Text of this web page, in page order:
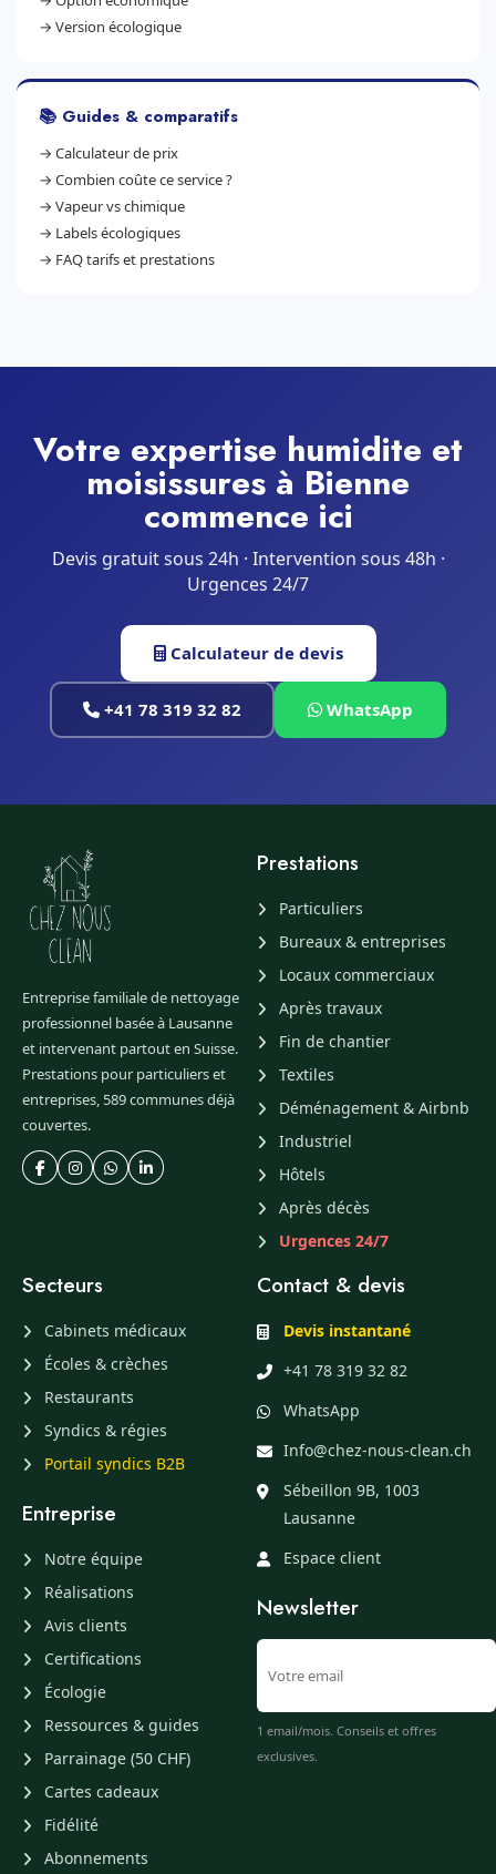
→ Version écologique
📚 Guides & comparatifs
→ Calculateur de prix
→ Combien coûte ce service ?
→ Vapeur vs chimique
→ Labels écologiques
→ FAQ tarifs et prestations
Votre expertise humidite et
moisissures à Bienne
commence ici
Devis gratuit sous 24h · Intervention sous 48h ·
Urgences 24/7
Calculateur de devis
+41 78 319 32 82 WhatsApp
Entreprise familiale de nettoyage
professionnel basée à Lausanne
et intervenant partout en Suisse.
Prestations pour particuliers et
entreprises, 589 communes déjà
couvertes.
Prestations
Particuliers
Bureaux & entreprises
Locaux commerciaux
Après travaux
Fin de chantier
Textiles
Déménagement & Airbnb
Industriel
Hôtels
Après décès
Urgences 24/7
Secteurs
Cabinets médicaux
Écoles & crèches
Restaurants
Syndics & régies
Portail syndics B2B
Entreprise
Notre équipe
Réalisations
Avis clients
Certifications
Écologie
Ressources & guides
Parrainage (50 CHF)
Cartes cadeaux
Fidélité
Abonnements
Contact & devis
Devis instantané
+41 78 319 32 82
WhatsApp
Info@chez-nous-clean.ch
Sébeillon 9B, 1003
Lausanne
Espace client
Newsletter
1 email/mois. Conseils et offres
exclusives.